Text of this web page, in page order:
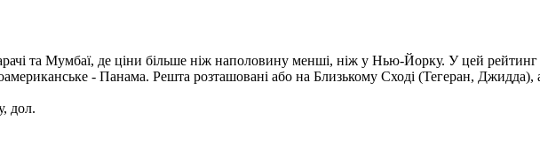
та Мумбаї, де ціни більше ніж наполовину менші, ніж у Нью-Йорку. У цей рейтинг
- Панама. Решта розташовані або на Близькому Сході (Тегеран, Джидда),
дол.